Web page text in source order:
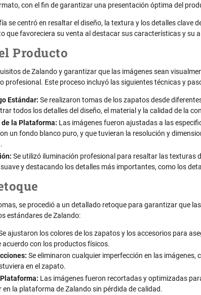
con el fin de garantizar una presentación óptima del
se centró en resaltar el diseño, la textura y los detalles clave
que favoreciera su venta al destacar sus características y su
Producto
de Zalando y garantizar que las imágenes sean
profesional. Este proceso incluyó las siguientes técnicas y
Estándar: Se realizaron tomas de los zapatos desde
todos los detalles del diseño, el material y la calidad de la
la Plataforma: Las imágenes fueron ajustadas a las
un fondo blanco puro, y que tuvieran la resolución y
Se utilizó iluminación profesional para resaltar las texturas
y destacando los detalles más importantes, como los
se procedió a un detallado retoque para garantizar que
estándares de Zalando:
ajustaron los colores de los zapatos y los accesorios para
acuerdo con los productos físicos.
Se eliminaron cualquier imperfección en las imágenes,
en el zapato.
Las imágenes fueron recortadas y optimizadas
la plataforma de Zalando sin pérdida de calidad.